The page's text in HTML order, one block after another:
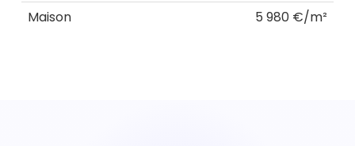
Maison
5 980 €/m²